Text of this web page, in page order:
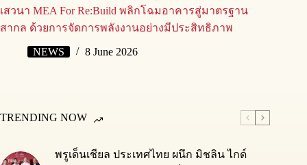
เสวนา MEA For Re:Build พลิกโฉมอาคารสู่มาตรฐาน
สากล ด้วยการจัดการพลังงานอย่างมีประสิทธิภาพ
NEWS 8 June 2026
TRENDING NOW
พรูเด็นเชียล ประเทศไทย ผนึก มิชลิน ไกด์